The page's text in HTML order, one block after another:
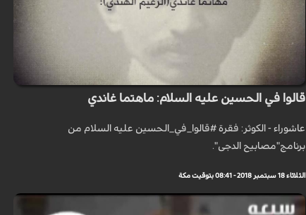
قالوا في الحسين عليه السلام: ماهتما غاندي
عاشوراء - الكوثر: فقرة #قالوا_في_الحسين عليه السلام من
برنامج"مصابيح الدجى".
الثلاثاء 18 سبتمبر 2018 - 08:41 بتوقيت مكة